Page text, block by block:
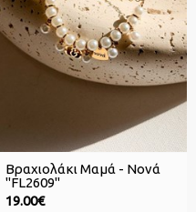
Βραχιολάκι Μαμά - Νονά
"FL2609"
19.00€